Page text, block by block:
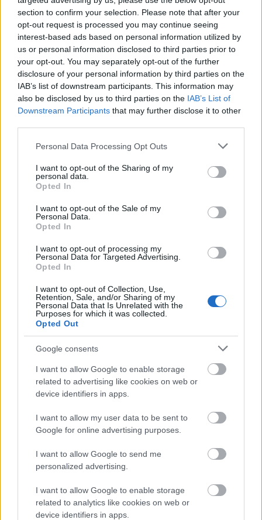
section to confirm your selection. Please note that after your
opt-out request is processed you may continue seeing
interest-based ads based on personal information utilized by
us or personal information disclosed to third parties prior to
your opt-out. You may separately opt-out of the further
disclosure of your personal information by third parties on the
IAB’s list of downstream participants. This information may
also be disclosed by us to third parties on the IAB’s List of
Downstream Participants that may further disclose it to other
Please note that this website/app uses one or more Google
not limited to your visit or usage behaviour. You may click to
grant or deny consent to Google and its third-party tags to
use your data for below specified purposes in below Google
consent section.
Personal Data Processing Opt Outs
I want to opt-out of the Sharing of my
personal data.
Opted In
I want to opt-out of the Sale of my
Personal Data.
Opted In
I want to opt-out of processing my
Personal Data for Targeted Advertising.
Opted In
I want to opt-out of Collection, Use,
Retention, Sale, and/or Sharing of my
Personal Data that Is Unrelated with the
Purposes for which it was collected.
Opted Out
Google consents
I want to allow Google to enable storage
related to advertising like cookies on web or
device identifiers in apps.
I want to allow my user data to be sent to
Google for online advertising purposes.
I want to allow Google to send me
personalized advertising.
I want to allow Google to enable storage
related to analytics like cookies on web or
device identifiers in apps.
De kezdik belátni, hogy süllyedő hajón vannak és ha
nem kezdik el gyorsan kimerni a vizet, vele együtt
süllyednek el. Manapság a középosztály teljesen
tudathasadásos állapotban van, nem tud dönteni a
középosztálybeli emberek ösztönösen támogatják és
ünneplik a status quo-t, de a mindennapi életük
valósága azt mutatja, hogy a fennálló rendszer
kizsákmányolta és elárulta őket.
A félelmeik és az impotenciájuk okozta
frusztrációjuk politikai paranoiává alakulhat és
jobbra tolva megbabonázhatja őket, aztán úgy
táncolnak, ahogy valami lovas fickó fütyül nekik azt
ígérve, hogy visszahozza nekik a régmúlt valóságát.
De mi nem fogjuk otthagyni az ilyeneknek a terepet
anélkül, hogy harcba szállnánk. És ebben harcban
szerintem mi nyerünk, mert megmutatjuk nekik az
igazi ellenségeiket: a cégvilág hatalmi elitjét, akik
vezetik és tönkreteszik az országot – az úgynevezett
gazdasági reformok valódi haszonélvezőit. És mikor
rápillantanak a valódi célpontra, tényleg elszabadul
a pokol.